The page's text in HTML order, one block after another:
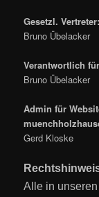
Gesetzl. Vertreter:
Bruno Übelacker
Verantwortlich
Bruno Übelacker
Admin für
Gerd Kloske
Alle in